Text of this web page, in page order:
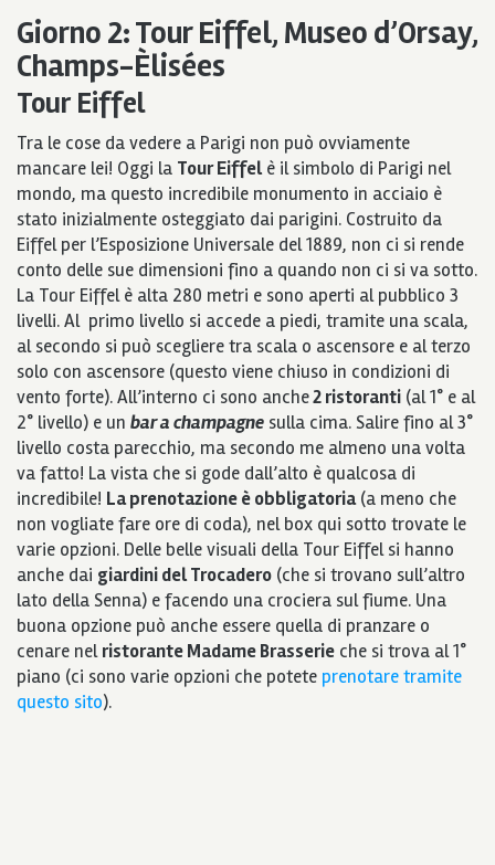
Giorno 2: Tour Eiffel, Museo d’Orsay,
Champs-Èlisées
Tour Eiffel
Tra le cose da vedere a Parigi non può ovviamente
mancare lei! Oggi la Tour Eiffelè il simbolo di Parigi nel
mondo, ma questo incredibile monumento in acciaio è
stato inizialmente osteggiato dai parigini. Costruito da
Eiffel per l’Esposizione Universale del 1889, non ci si rende
conto delle sue dimensioni fino a quando non ci si va sotto.
La Tour Eiffel è alta 280 metri e sono aperti al pubblico 3
livelli. Al primo livello si accede a piedi, tramite una scala,
al secondo si può scegliere tra scala o ascensore e al terzo
solo con ascensore (questo viene chiuso in condizioni di
vento forte). All’interno ci sono anche2 ristoranti (al 1° e al
2° livello) e un bar a champagne sulla cima. Salire fino al 3°
livello costa parecchio, ma secondo me almeno una volta
va fatto! La vista che si gode dall’alto è qualcosa di
incredibile! La prenotazione è obbligatoria(a meno che
non vogliate fare ore di coda), nel box qui sotto trovate le
varie opzioni. Delle belle visuali della Tour Eiffel si hanno
anche dai giardini del Trocadero (che si trovano sull’altro
lato della Senna) e facendo una crociera sul fiume. Una
buona opzione può anche essere quella di pranzare o
cenare nelristorante Madame Brasserie che si trova al 1°
piano (ci sono varie opzioni che potete prenotare tramite
questo sito).